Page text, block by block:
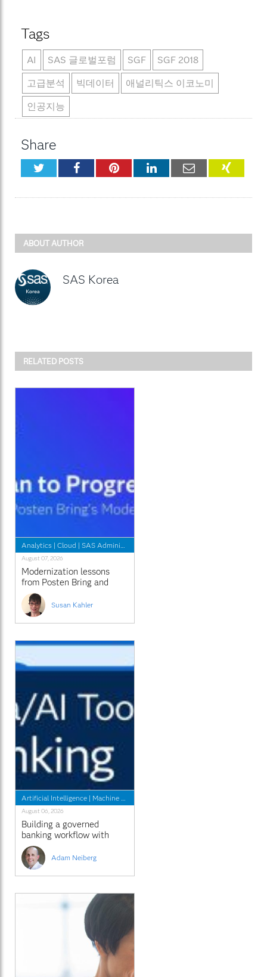
Tags
AI SAS 글로벌포럼 SGF SGF 2018
고급분석 빅데이터 애널리틱스 이코노미
인공지능
Share
TwitterFacebookPinterestLinkedInEmail XING
ABOUT AUTHOR
SAS Korea
RELATED POSTS
Analytics | Cloud | SAS Administrators
August 07, 2026
Modernization lessons
from Posten Bring and
Regeneron
Susan Kahler
Artificial Intelligence | Machine Learning
August 06, 2026
Building a governed
banking workflow with
SAS® Viya® MCP Server
and Claude Cowork
Adam Neiberg